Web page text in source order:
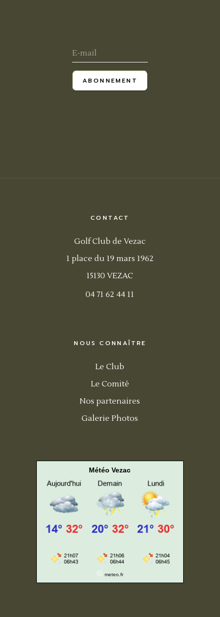
ABONNEMENT
CONTACT
Golf Club de Vezac
1 place du 19 mars 1962
15130 VEZAC
04 71 62 44 11
NOUS CONNAÎTRE
Le Club
Le Comité
Nos partenaires
Galerie Photos
Météo Vezac
© meteo.fr